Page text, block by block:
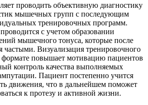
проводить объективную диагностику
мышечных групп с последующим
тренировочных программ.
с учетом образовании
мышечного тонуса, которые после
частыми. Визуализация тренировочного
формате повышает мотивацию пациентов
контроль качества выполняемых
Пациент постепенно учится
движения, что в дальнейшем поможет
к протезу и активной жизни.